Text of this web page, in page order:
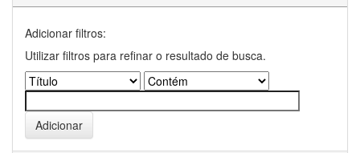
Adicionar filtros:
Utilizar filtros para refinar o resultado de busca.